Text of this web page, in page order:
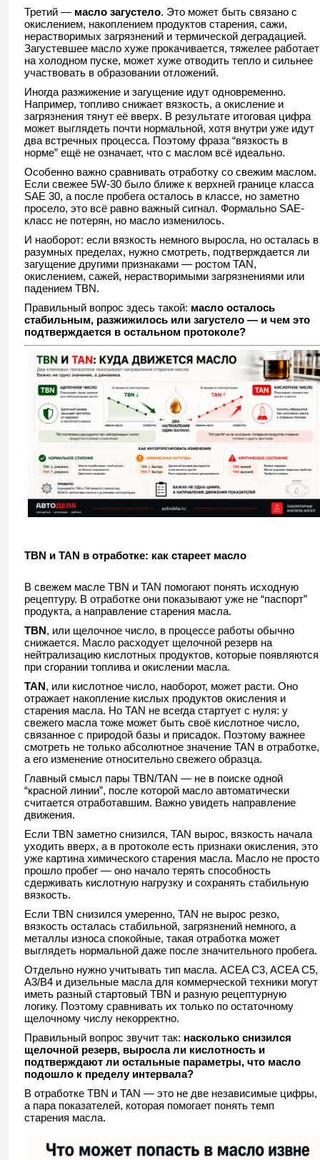
Третий — масло загустело. Это может быть связано с
окислением, накоплением продуктов старения, сажи,
нерастворимых загрязнений и термической деградацией.
Загустевшее масло хуже прокачивается, тяжелее работает
на холодном пуске, может хуже отводить тепло и сильнее
участвовать в образовании отложений.
Иногда разжижение и загущение идут одновременно.
Например, топливо снижает вязкость, а окисление и
загрязнения тянут её вверх. В результате итоговая цифра
может выглядеть почти нормальной, хотя внутри уже идут
два встречных процесса. Поэтому фраза “вязкость в
норме” ещё не означает, что с маслом всё идеально.
Особенно важно сравнивать отработку со свежим маслом.
Если свежее 5W-30 было ближе к верхней границе класса
SAE 30, а после пробега осталось в классе, но заметно
просело, это всё равно важный сигнал. Формально SAE-
класс не потерян, но масло изменилось.
И наоборот: если вязкость немного выросла, но осталась в
разумных пределах, нужно смотреть, подтверждается ли
загущение другими признаками — ростом TAN,
окислением, сажей, нерастворимыми загрязнениями или
падением TBN.
Правильный вопрос здесь такой: масло осталось
стабильным, разжижилось или загустело — и чем это
подтверждается в остальном протоколе?
TBN и TAN в отработке: как стареет масло
В свежем масле TBN и TAN помогают понять исходную
рецептуру. В отработке они показывают уже не “паспорт”
продукта, а направление старения масла.
TBN, или щелочное число, в процессе работы обычно
снижается. Масло расходует щелочной резерв на
нейтрализацию кислотных продуктов, которые появляются
при сгорании топлива и окислении масла.
TAN, или кислотное число, наоборот, может расти. Оно
отражает накопление кислых продуктов окисления и
старения масла. Но TAN не всегда стартует с нуля: у
свежего масла тоже может быть своё кислотное число,
связанное с природой базы и присадок. Поэтому важнее
смотреть не только абсолютное значение TAN в отработке,
а его изменение относительно свежего образца.
Главный смысл пары TBN/TAN — не в поиске одной
“красной линии”, после которой масло автоматически
считается отработавшим. Важно увидеть направление
движения.
Если TBN заметно снизился, TAN вырос, вязкость начала
уходить вверх, а в протоколе есть признаки окисления, это
уже картина химического старения масла. Масло не просто
прошло пробег — оно начало терять способность
сдерживать кислотную нагрузку и сохранять стабильную
вязкость.
Если TBN снизился умеренно, TAN не вырос резко,
вязкость осталась стабильной, загрязнений немного, а
металлы износа спокойные, такая отработка может
выглядеть нормальной даже после значительного пробега.
Отдельно нужно учитывать тип масла. ACEA C3, ACEA C5,
A3/B4 и дизельные масла для коммерческой техники могут
иметь разный стартовый TBN и разную рецептурную
логику. Поэтому сравнивать их только по остаточному
щелочному числу некорректно.
Правильный вопрос звучит так: насколько снизился
щелочной резерв, выросла ли кислотность и
подтверждают ли остальные параметры, что масло
подошло к пределу интервала?
В отработке TBN и TAN — это не две независимые цифры,
а пара показателей, которая помогает понять темп
старения масла.